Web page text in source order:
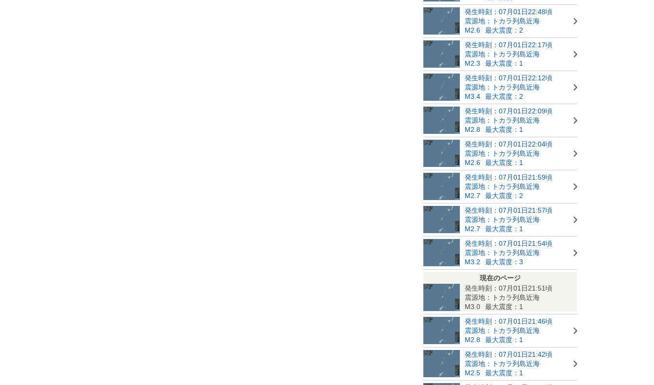
発生時刻：07月01日22:48頃
震源地：トカラ列島近海
M2.6
最大震度：2
発生時刻：07月01日22:17頃
震源地：トカラ列島近海
M2.3
最大震度：1
発生時刻：07月01日22:12頃
震源地：トカラ列島近海
M3.4
最大震度：2
発生時刻：07月01日22:09頃
震源地：トカラ列島近海
M2.8
最大震度：1
発生時刻：07月01日22:04頃
震源地：トカラ列島近海
M2.6
最大震度：1
発生時刻：07月01日21:59頃
震源地：トカラ列島近海
M2.7
最大震度：2
発生時刻：07月01日21:57頃
震源地：トカラ列島近海
M2.7
最大震度：1
発生時刻：07月01日21:54頃
震源地：トカラ列島近海
M3.2
最大震度：3
現在のページ
発生時刻：07月01日21:51頃
震源地：トカラ列島近海
M3.0
最大震度：1
発生時刻：07月01日21:46頃
震源地：トカラ列島近海
M2.8
最大震度：1
発生時刻：07月01日21:42頃
震源地：トカラ列島近海
M2.5
最大震度：1